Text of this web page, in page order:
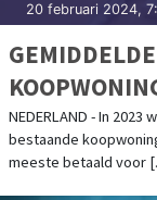
20 februari 2024,
EURO
NEDERLAND - In
bestaande
meeste betaald voor